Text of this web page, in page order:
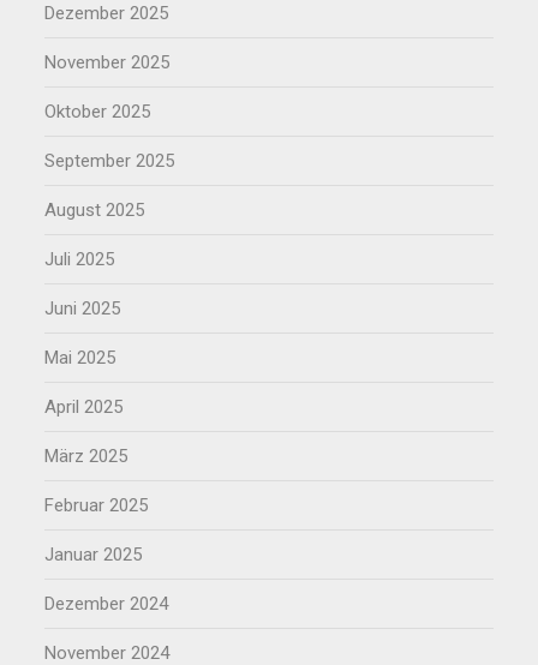
Dezember 2025
November 2025
Oktober 2025
September 2025
August 2025
Juli 2025
Juni 2025
Mai 2025
April 2025
März 2025
Februar 2025
Januar 2025
Dezember 2024
November 2024